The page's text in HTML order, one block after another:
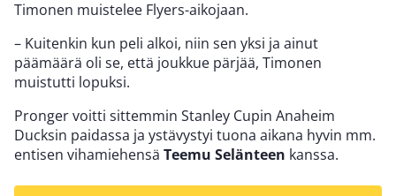
Timonen muistelee Flyers-aikojaan.
– Kuitenkin kun peli alkoi, niin sen yksi ja ainut
päämäärä oli se, että joukkue pärjää, Timonen
muistutti lopuksi.
Pronger voitti sittemmin Stanley Cupin Anaheim
Ducksin paidassa ja ystävystyi tuona aikana hyvin mm.
entisen vihamiehensä Teemu Selänteen kanssa.